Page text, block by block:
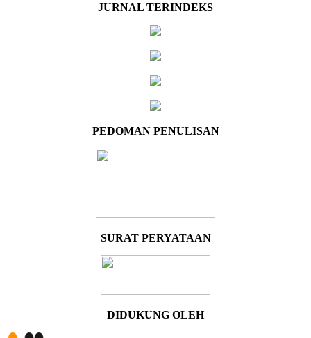
JURNAL TERINDEKS
PEDOMAN PENULISAN
SURAT PERYATAAN
DIDUKUNG OLEH